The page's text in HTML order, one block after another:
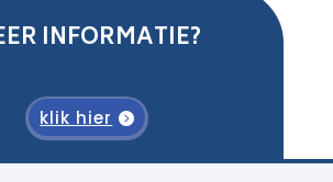
INFORMATIE?
klik hier